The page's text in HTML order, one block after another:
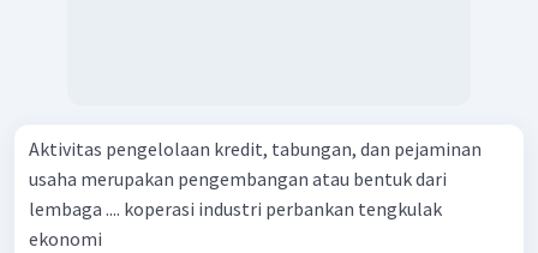
Aktivitas pengelolaan kredit, tabungan, dan pejaminan
usaha merupakan pengembangan atau bentuk dari
lembaga .... koperasi industri perbankan tengkulak
ekonomi